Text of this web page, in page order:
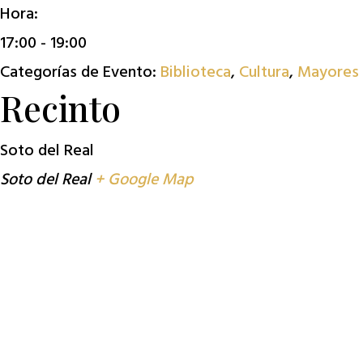
Hora:
17:00 - 19:00
Categorías de Evento: Biblioteca, Cultura, Mayores
Recinto
Soto del Real
Soto del Real+ Google Map